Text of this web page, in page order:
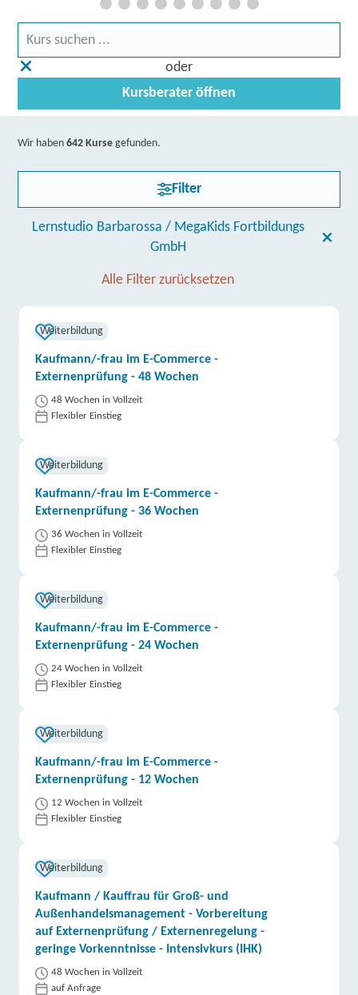
oder
Kursberater öffnen
Wir haben642 Kurse gefunden.
Filter
Lernstudio Barbarossa / MegaKids Fortbildungs
GmbH
Alle Filter zurücksetzen
Weiterbildung
Kaufmann/-frau im E-Commerce -
Externenprüfung - 48 Wochen
48 Wochen in Vollzeit
Flexibler Einstieg
Weiterbildung
Kaufmann/-frau im E-Commerce -
Externenprüfung - 36 Wochen
36 Wochen in Vollzeit
Flexibler Einstieg
Weiterbildung
Kaufmann/-frau im E-Commerce -
Externenprüfung - 24 Wochen
24 Wochen in Vollzeit
Flexibler Einstieg
Weiterbildung
Kaufmann/-frau im E-Commerce -
Externenprüfung - 12 Wochen
12 Wochen in Vollzeit
Flexibler Einstieg
Weiterbildung
Kaufmann / Kauffrau für Groß- und
Außenhandelsmanagement - Vorbereitung
auf Externenprüfung / Externenregelung -
geringe Vorkenntnisse - Intensivkurs (IHK)
48 Wochen in Vollzeit
auf Anfrage